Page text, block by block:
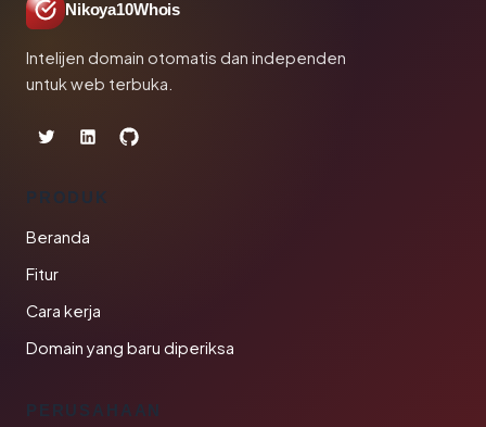
Nikoya10Whois
Intelijen domain otomatis dan independen
untuk web terbuka.
PRODUK
Beranda
Fitur
Cara kerja
Domain yang baru diperiksa
PERUSAHAAN